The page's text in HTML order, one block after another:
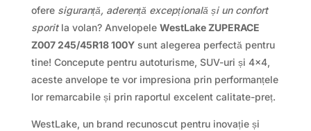
ofere siguranță, aderență excepțională și un confort
sporitla volan? Anvelopele WestLake ZUPERACE
Z007 245/45R18 100Ysunt alegerea perfectă pentru
tine! Concepute pentru autoturisme, SUV-uri și 4×4,
aceste anvelope te vor impresiona prin performanțele
lor remarcabile și prin raportul excelent calitate-preț.
WestLake, un brand recunoscut pentru inovație și